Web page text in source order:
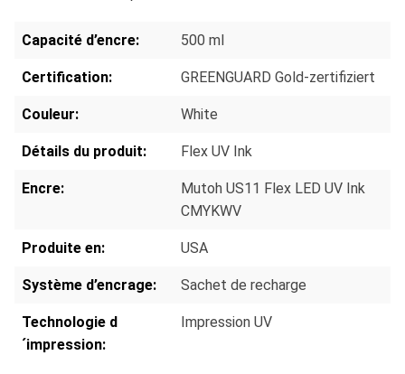
Capacité d’encre: 500 ml
Certification: GREENGUARD Gold-zertifiziert
Couleur: White
Détails du produit: Flex UV Ink
Encre:
Mutoh US11 Flex LED UV Ink
CMYKWV
Produite en: USA
Système d’encrage: Sachet de recharge
Technologie d
´impression:
Impression UV